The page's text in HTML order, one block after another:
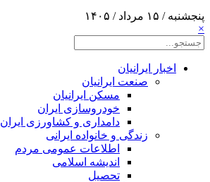
پنجشنبه / ۱۵ مرداد / ۱۴۰۵
×
اخبار ایرانیان
صنعت ایرانیان
مسکن ایرانیان
خودروسازی ایران
دامداری و کشاورزی ایران
زندگی و خانواده ایرانی
اطلاعات عمومی مردم
اندیشه اسلامی
تحصیل